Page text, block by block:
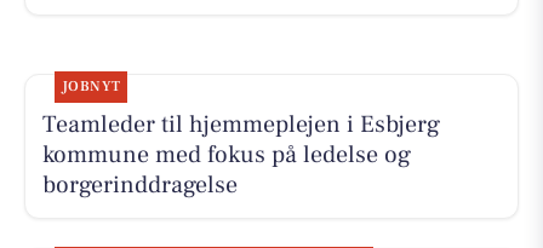
JOBNYT
Teamleder til hjemmeplejen i Esbjerg
kommune med fokus på ledelse og
borgerinddragelse